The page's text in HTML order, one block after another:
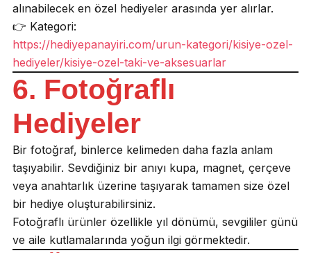
alınabilecek en özel hediyeler arasında yer alırlar.
👉 Kategori:
https://hediyepanayiri.com/urun-kategori/kisiye-ozel-
hediyeler/kisiye-ozel-taki-ve-aksesuarlar
6. Fotoğraflı
Hediyeler
Bir fotoğraf, binlerce kelimeden daha fazla anlam
taşıyabilir. Sevdiğiniz bir anıyı kupa, magnet, çerçeve
veya anahtarlık üzerine taşıyarak tamamen size özel
bir hediye oluşturabilirsiniz.
Fotoğraflı ürünler özellikle yıl dönümü, sevgililer günü
ve aile kutlamalarında yoğun ilgi görmektedir.